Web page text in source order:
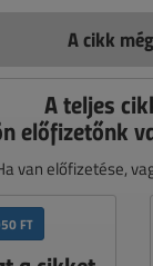
A cikk
A teljes
előfizetőnk
van előfizetése,
FT